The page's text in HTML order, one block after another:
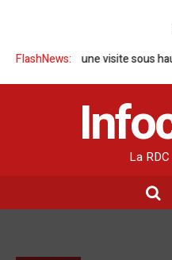
FlashNews:
: une visite sous haute
La